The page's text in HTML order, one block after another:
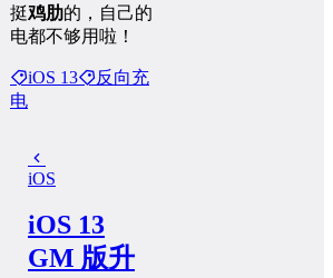
挺鸡肋的，自己的
电都不够用啦！
iOS 13
反向充
电
iOS
iOS 13
GM 版升